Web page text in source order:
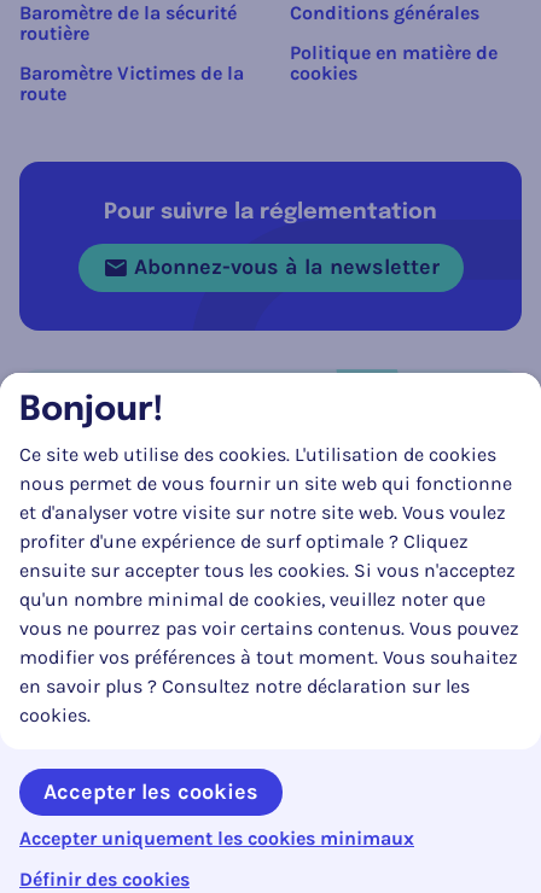
Baromètre de la sécurité
routière
Baromètre Victimes de la
route
Conditions générales
Politique en matière de
cookies
Pour suivre la réglementation
Abonnez-vous à la newsletter
Suivez-nous sur
FacebookInstagramLinkedIn
La mise à jour de ce site web a pu être réalisée en partie grâce au
soutien substantiel et financier du SPF Mobilité & Transports.
Copyright © 2026 Code de la Route. Tous droits réservés.
webdesign ©
Bonjour!
Ce site web utilise des cookies. L'utilisation de cookies
nous permet de vous fournir un site web qui fonctionne
et d'analyser votre visite sur notre site web. Vous voulez
profiter d'une expérience de surf optimale ? Cliquez
ensuite sur accepter tous les cookies. Si vous n'acceptez
qu'un nombre minimal de cookies, veuillez noter que
vous ne pourrez pas voir certains contenus. Vous pouvez
modifier vos préférences à tout moment. Vous souhaitez
en savoir plus ? Consultez notre déclaration sur les
cookies.
Accepter les cookies
Accepter uniquement les cookies minimaux
Définir des cookies